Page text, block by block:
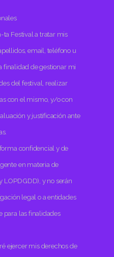
Festival a tratar mis
email, teléfono u
finalidad de gestionar mi
del festival, realizar
con el mismo, y/o con
y justificación ante
confidencial y de
en materia de
LOPDGDD), y no serán
legal o a entidades
para las finalidades
ejercer mis derechos de